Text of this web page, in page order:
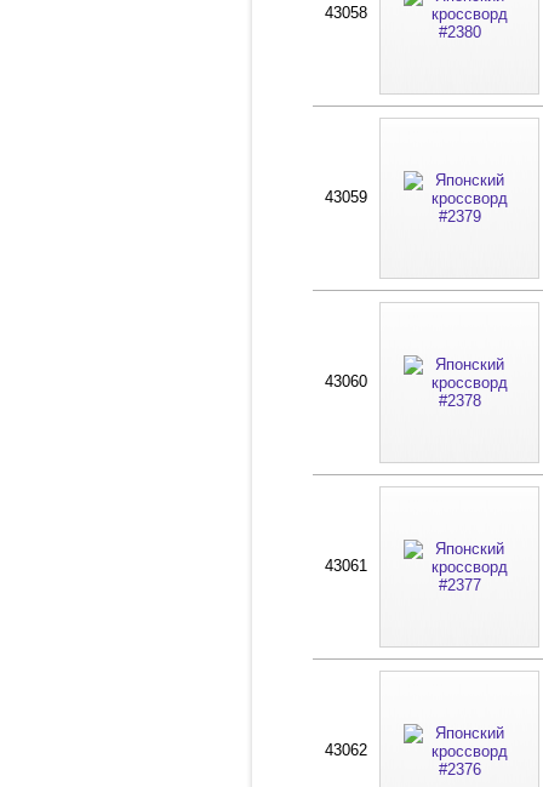
43058
43059
43060
43061
43062